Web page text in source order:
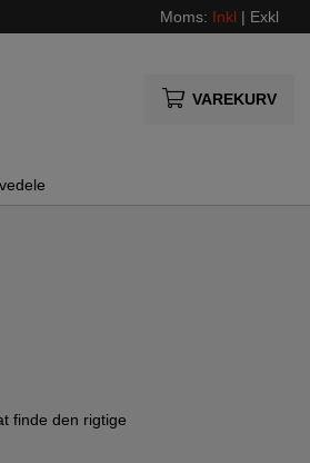
Moms: Inkl | Exkl
VAREKURV
finde den rigtige